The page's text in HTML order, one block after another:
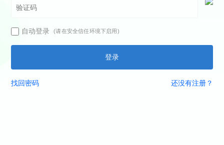
自动登录 (请在安全信任环境下启用)
登录
找回密码 还没有注册？